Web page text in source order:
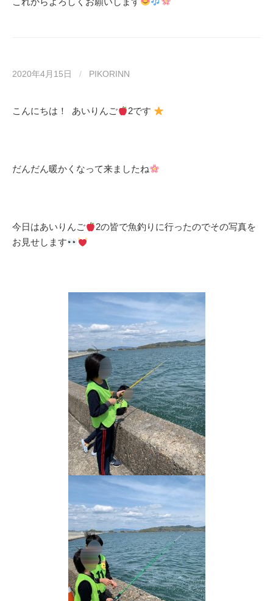
2020年4月15日 / PIKORINN
こんにちは！ あいりんご 2です
だんだん暖かくなって来ましたね
今日はあいりんご
2の皆で魚釣りに行ったのでその写真を
お見せします